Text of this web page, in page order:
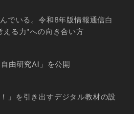
でいる。令和8年版情報通信白
える力"への向き合い方
由研究AI」を公開
」を引き出すデジタル教材の設